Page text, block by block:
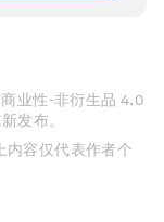
业性-非衍生品 4.0
发布。
内容仅代表作者个